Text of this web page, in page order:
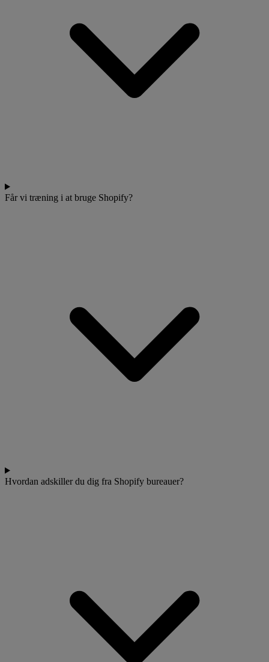
Får vi træning i at bruge Shopify?
Hvordan adskiller du dig fra Shopify bureauer?